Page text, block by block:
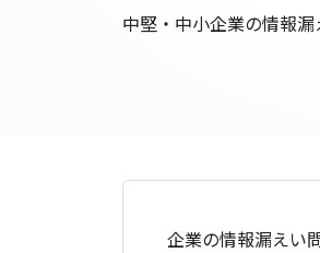
中堅・中小企業の情報
企業の情報漏えい